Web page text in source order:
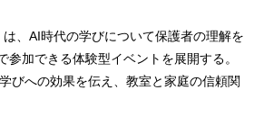
、AI時代の学びについて保護者の理解を
参加できる体験型イベントを展開する。
びへの効果を伝え、教室と家庭の信頼関